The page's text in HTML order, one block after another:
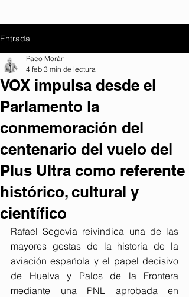
Entrada
VOX impulsa desde el
Parlamento la
conmemoración del
centenario del vuelo del
Plus Ultra como referente
histórico, cultural y
científico
Paco Morán
4 feb 3 min de lectura
Rafael Segovia reivindica una de las
mayores gestas de la historia de la
aviación española y el papel decisivo
de Huelva y Palos de la Frontera
mediante una PNL aprobada en